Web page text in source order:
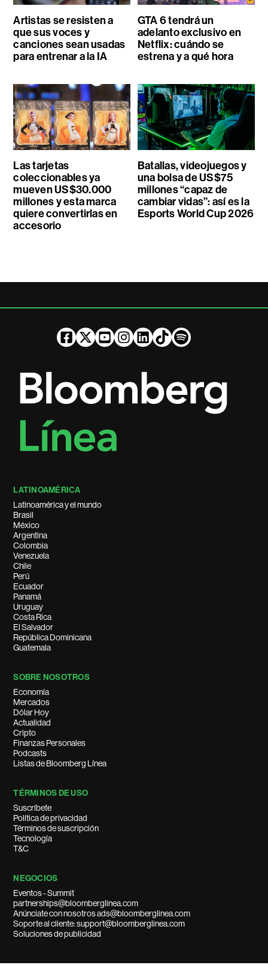
Artistas se resisten a
que sus voces y
canciones sean usadas
para entrenar a la IA
GTA 6 tendrá un
adelanto exclusivo en
Netflix: cuándo se
estrena y a qué hora
Las tarjetas
coleccionables ya
mueven US$30.000
millones y esta marca
quiere convertirlas en
accesorio
Batallas, videojuegos y
una bolsa de US$75
millones “capaz de
cambiar vidas”: así es la
Esports World Cup 2026
LATINOAMÉRICA
Latinoamérica y el mundo
Brasil
México
Argentina
Colombia
Venezuela
Chile
Perú
Ecuador
Panamá
Uruguay
Costa Rica
El Salvador
República Dominicana
Guatemala
SOBRE NOSOTROS
Economía
Mercados
Dólar Hoy
Actualidad
Cripto
Finanzas Personales
Podcasts
Listas de Bloomberg Línea
TÉRMINOS DE USO
Suscríbete
Política de privacidad
Términos de suscripción
Tecnología
T&C
NEGOCIOS
Eventos - Summit
partnerships@bloomberglinea.com
Anúnciate con nosotros ads@bloomberglinea.com
Soporte al cliente: support@bloomberglinea.com
Soluciones de publicidad